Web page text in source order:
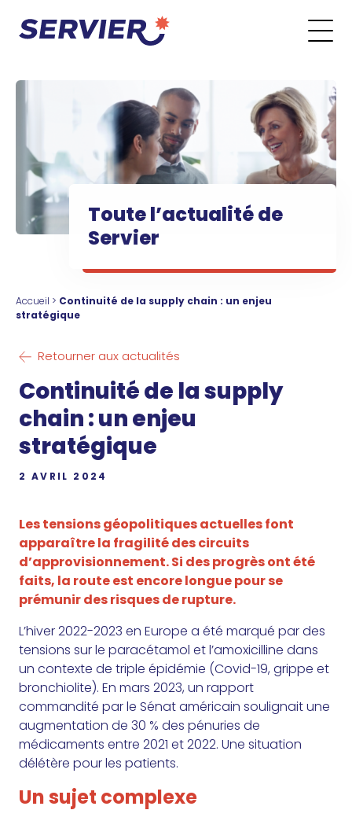
Toute l’actualité de
Servier
Accueil > Continuité de la supply chain : un enjeu
stratégique
Retourner aux actualités
Continuité de la supply
chain : un enjeu
stratégique
2 AVRIL 2024
Les tensions géopolitiques actuelles font
apparaître la fragilité des circuits
d’approvisionnement. Si des progrès ont été
faits, la route est encore longue pour se
prémunir des risques de rupture.
L’hiver 2022-2023 en Europe a été marqué par des
tensions sur le paracétamol et l’amoxicilline dans
un contexte de triple épidémie (Covid-19, grippe et
bronchiolite). En mars 2023, un rapport
commandité par le Sénat américain soulignait une
augmentation de 30 % des pénuries de
médicaments entre 2021 et 2022. Une situation
délétère pour les patients.
Un sujet complexe